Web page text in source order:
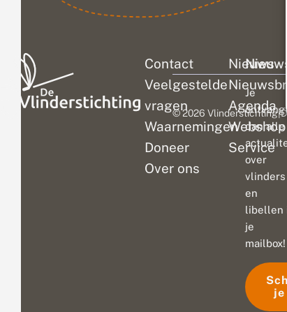
Contact
Veelgestelde
vragen
Waarnemingen
Doneer
Over ons
Nieuws
Agenda
Webshop
Service
Je
ontvangt
dan alle
over
vlinders
en
libellen
je
mailbox!
je
© 2026 Vlinderstichting|